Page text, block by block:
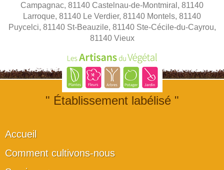
Campagnac, 81140 Castelnau-de-Montmiral, 81140
Larroque, 81140 Le Verdier, 81140 Montels, 81140
Puycelci, 81140 St-Beauzile, 81140 Ste-Cécile-du-Cayrou,
81140 Vieux
" Établissement labélisé "
Accueil
Comment cultivons-nous